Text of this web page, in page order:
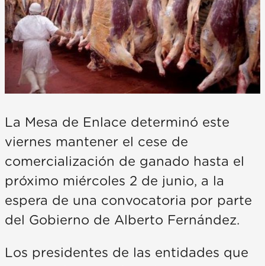
La Mesa de Enlace determinó este
viernes mantener el cese de
comercialización de ganado hasta el
próximo miércoles 2 de junio, a la
espera de una convocatoria por parte
del Gobierno de Alberto Fernández.
Los presidentes de las entidades que